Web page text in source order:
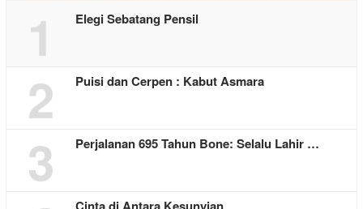
1 Elegi Sebatang Pensil
2 Puisi dan Cerpen : Kabut Asmara
3 Perjalanan 695 Tahun Bone: Selalu Lahir …